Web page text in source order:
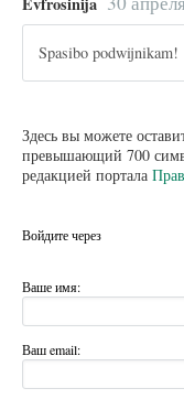
Spasibo podwijnikam!
Здесь вы можете
превышающий 700
редакцией портала
Войдите через
Ваше имя:
Ваш email: